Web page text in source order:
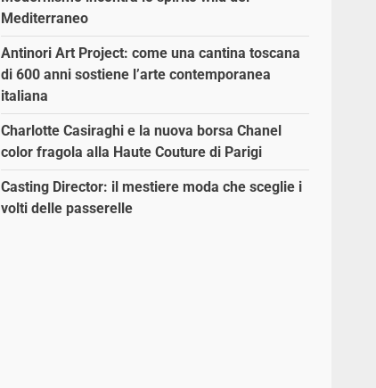
Mediterraneo
Antinori Art Project: come una cantina toscana
di 600 anni sostiene l’arte contemporanea
italiana
Charlotte Casiraghi e la nuova borsa Chanel
color fragola alla Haute Couture di Parigi
Casting Director: il mestiere moda che sceglie i
volti delle passerelle